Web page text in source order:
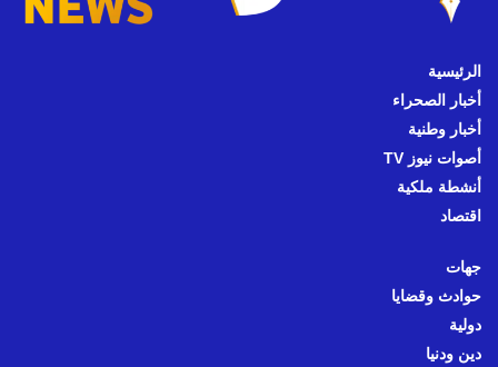
الرئيسية
أخبار الصحراء
أخبار وطنية
أصوات نيوز TV
أنشطة ملكية
اقتصاد
جهات
حوادث وقضايا
دولية
دين ودنيا